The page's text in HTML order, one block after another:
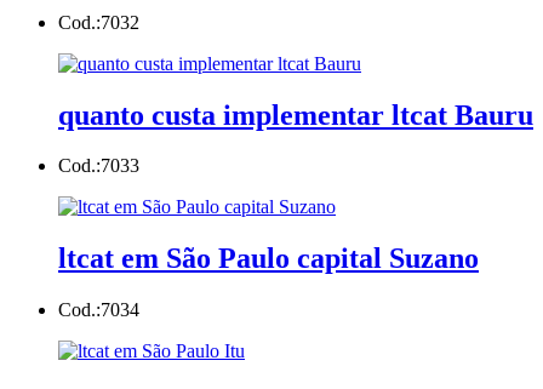
Cod.:7032
quanto custa implementar ltcat Bauru
Cod.:7033
ltcat em São Paulo capital Suzano
Cod.:7034